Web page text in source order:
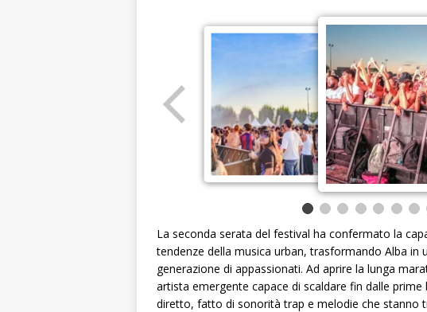
La seconda serata del festival ha confermato la
tendenze della musica urban, trasformando Alba in
generazione di appassionati. Ad aprire la lunga
artista emergente capace di scaldare fin dalle
diretto, fatto di sonorità trap e melodie che stanno